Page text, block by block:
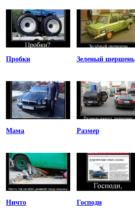
Пробки Зеленый шершень
Мама Размер
Ничто Господи